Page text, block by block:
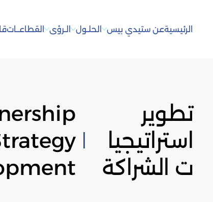
القطاعــات الـرؤى الحلـول عن ستيدي بيسالرئيسية
تطوير
استراتيجيا
ت الشراكة